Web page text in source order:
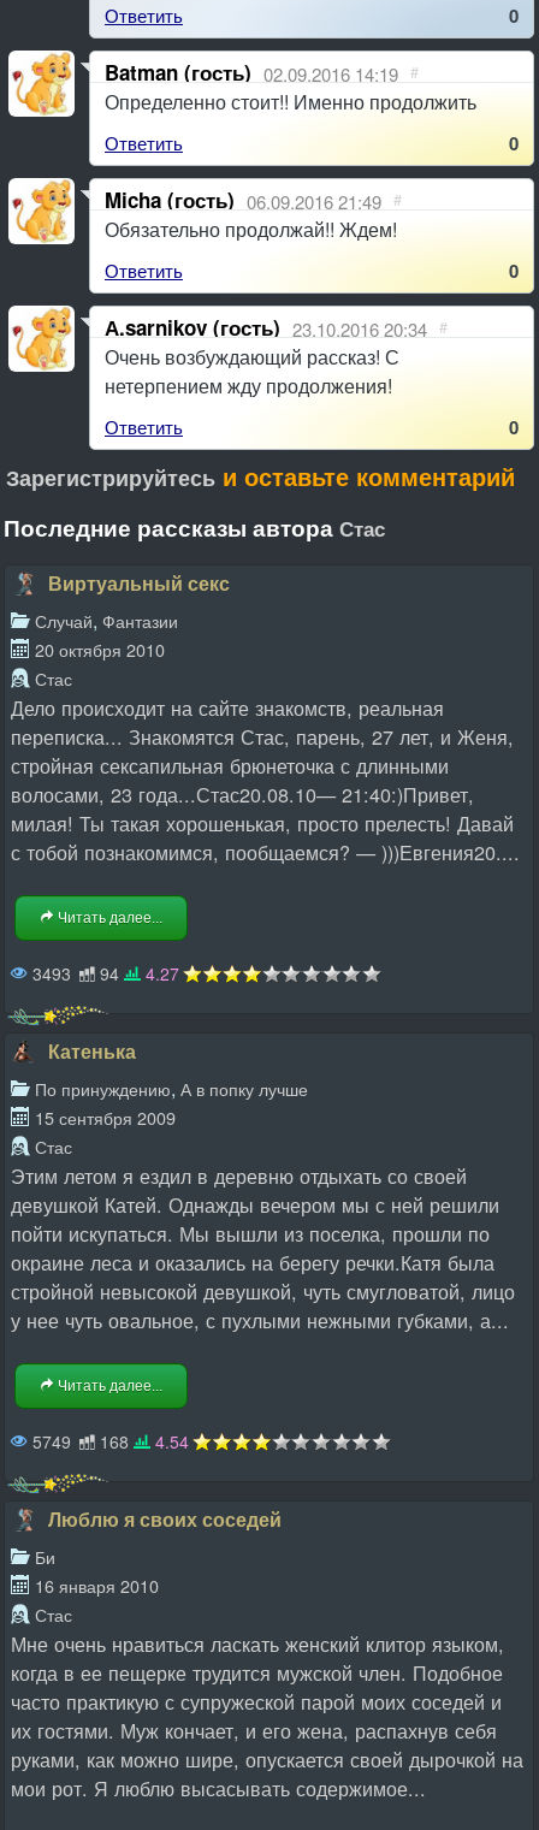
Ответить 0
Batman (гость) 02.09.2016 14:19 #
Определенно стоит!! Именно продолжить
Ответить 0
Micha (гость) 06.09.2016 21:49 #
Обязательно продолжай!! Ждем!
Ответить 0
А.sarnikov (гость) 23.10.2016 20:34 #
Очень возбуждающий рассказ! С
нетерпением жду продолжения!
Ответить 0
Зарегистрируйтесь и оставьте комментарий
Последние рассказы автора Стас
Виртуальный секс
Случай, Фантазии
20 октября 2010
Стас
Дело происходит на сайте знакомств, реальная
переписка... Знакомятся Стас, парень, 27 лет, и Женя,
стройная сексапильная брюнеточка с длинными
волосами, 23 года...Стас20.08.10— 21:40:)Привет,
милая! Ты такая хорошенькая, просто прелесть! Давай
с тобой познакомимся, пообщаемся? — )))Евгения20....
Читать далее...
3493 94 4.27
Катенька
По принуждению, А в попку лучше
15 сентября 2009
Стас
Этим летом я ездил в деревню отдыхать со своей
девушкой Катей. Однажды вечером мы с ней решили
пойти искупаться. Мы вышли из поселка, прошли по
окраине леса и оказались на берегу речки.Катя была
стройной невысокой девушкой, чуть смугловатой, лицо
у нее чуть овальное, с пухлыми нежными губками, а...
Читать далее...
5749 168 4.54
Люблю я своих соседей
Би
16 января 2010
Стас
Мне очень нравиться ласкать женский клитор языком,
когда в ее пещерке трудится мужской член. Подобное
часто практикую с супружеской парой моих соседей и
их гостями. Муж кончает, и его жена, распахнув себя
руками, как можно шире, опускается своей дырочкой на
мои рот. Я люблю высасывать содержимое...